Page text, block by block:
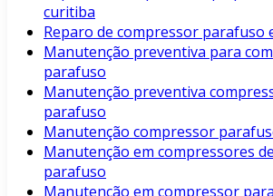
curitiba
Reparo de compressor parafuso
Manutenção preventiva para
parafuso
Manutenção preventiva
parafuso
Manutenção compressor
Manutenção em compressores
parafuso
Manutenção em compressor